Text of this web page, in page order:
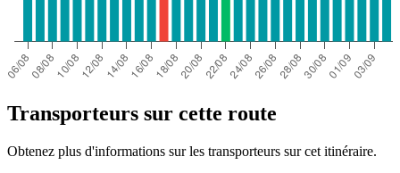
Transporteurs sur cette route
Obtenez plus d'informations sur les transporteurs sur cet itinéraire.